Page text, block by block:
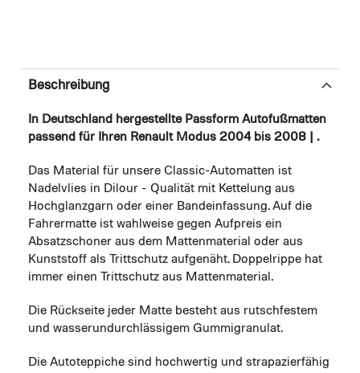
Beschreibung
In Deutschland hergestellte Passform Autofußmatten
passend für Ihren Renault Modus 2004 bis 2008 | .
Das Material für unsere Classic-Automatten ist
Nadelvlies in Dilour - Qualität mit Kettelung aus
Hochglanzgarn oder einer Bandeinfassung. Auf die
Fahrermatte ist wahlweise gegen Aufpreis ein
Absatzschoner aus dem Mattenmaterial oder aus
Kunststoff als Trittschutz aufgenäht. Doppelrippe hat
immer einen Trittschutz aus Mattenmaterial.
Die Rückseite jeder Matte besteht aus rutschfestem
und wasserundurchlässigem Gummigranulat.
Die Autoteppiche sind hochwertig und strapazierfähig